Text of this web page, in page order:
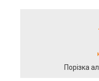
Порізка